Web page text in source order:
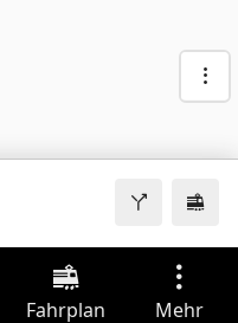
Fahrplan Mehr